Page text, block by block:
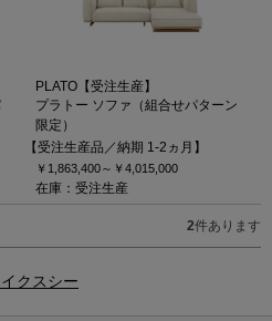
PLATO【受注生産】
プラトー ソファ（組合せパターン
限定）
【受注生産品／納期 1-2ヵ月】
￥1,863,400～ ￥4,015,000
在庫：受注生産
2件あります
クスシー